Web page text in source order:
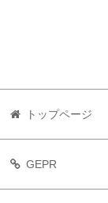
トップページ
GEPR